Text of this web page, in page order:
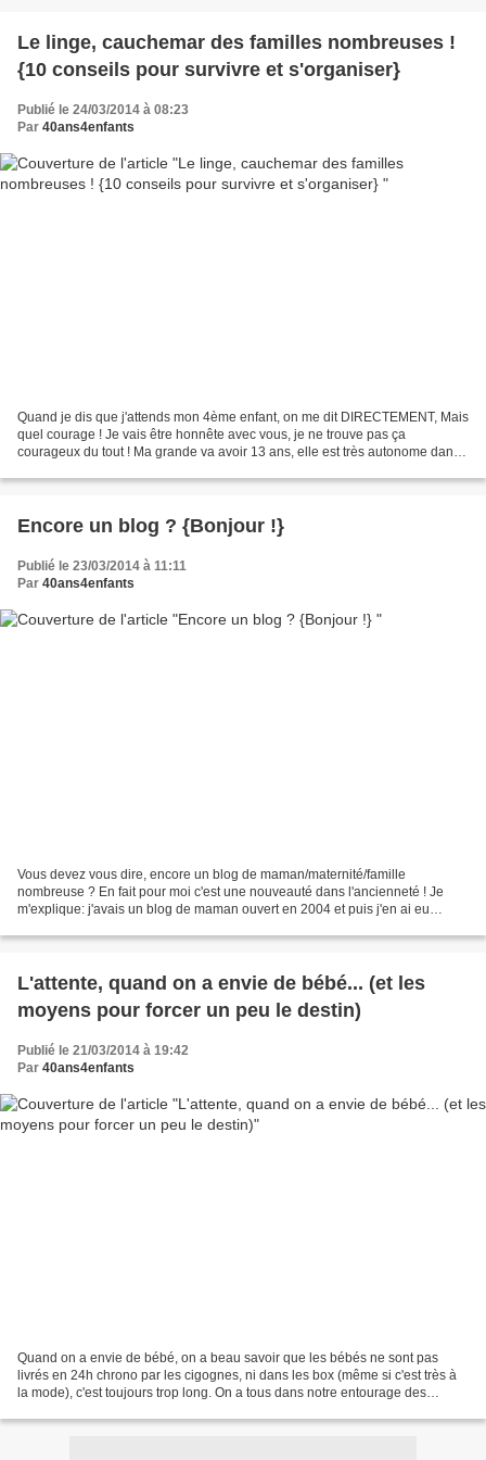
Le linge, cauchemar des familles nombreuses !
{10 conseils pour survivre et s'organiser}
Publié le 24/03/2014 à 08:23
Par 40ans4enfants
Quand je dis que j'attends mon 4ème enfant, on me dit DIRECTEMENT, Mais
quel courage ! Je vais être honnête avec vous, je ne trouve pas ça
courageux du tout ! Ma grande va avoir 13 ans, elle est très autonome dans
Encore un blog ? {Bonjour !}
Publié le 23/03/2014 à 11:11
Par 40ans4enfants
Vous devez vous dire, encore un blog de maman/maternité/famille
nombreuse ? En fait pour moi c'est une nouveauté dans l'ancienneté ! Je
m'explique: j'avais un blog de maman ouvert en 2004 et puis j'en ai eu
L'attente, quand on a envie de bébé... (et les
moyens pour forcer un peu le destin)
Publié le 21/03/2014 à 19:42
Par 40ans4enfants
Quand on a envie de bébé, on a beau savoir que les bébés ne sont pas
livrés en 24h chrono par les cigognes, ni dans les box (même si c'est très à
la mode), c'est toujours trop long. On a tous dans notre entourage des